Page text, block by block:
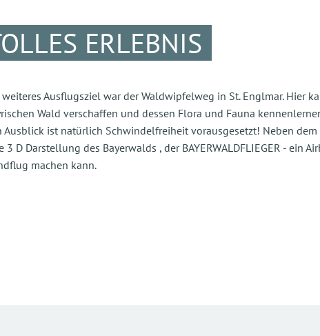
ERLEBNIS
weiteres Ausflugsziel war der Waldwipfelweg in St. Englmar. Hier
Wald verschaffen und dessen Flora und Fauna
Ausblick ist natürlich Schwindelfreiheit vorausgesetzt! Neben
3 D Darstellung des Bayerwalds , der BAYERWALDFLIEGER - ein
machen kann.